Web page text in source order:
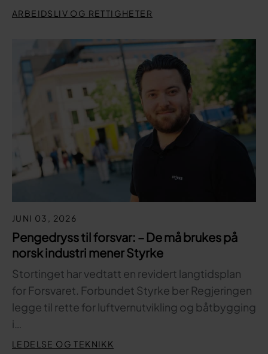
ARBEIDSLIV OG RETTIGHETER
JUNI 03, 2026
Pengedryss til forsvar: – De må brukes på
norsk industri mener Styrke
Stortinget har vedtatt en revidert langtidsplan
for Forsvaret. Forbundet Styrke ber Regjeringen
legge til rette for luftvernutvikling og båtbygging
i…
LEDELSE OG TEKNIKK